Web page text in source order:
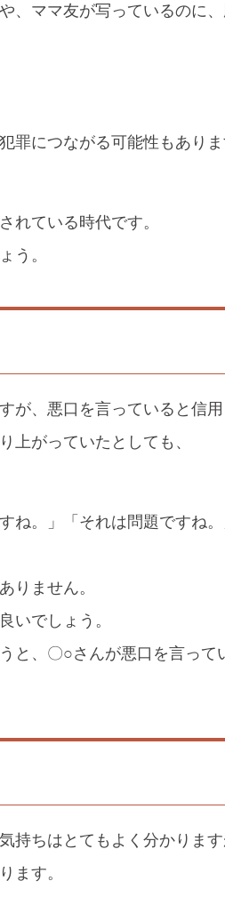
、ママ友が写っているのに
罪につながる可能性もあり
れている時代です。
う。
が、悪口を言っていると信用
上がっていたとしても、
ね。」「それは問題ですね
りません。
いでしょう。
と、〇○さんが悪口を言って
持ちはとてもよく分かります
ます。